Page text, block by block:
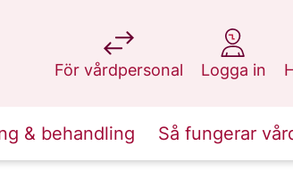
För vårdpersonal
på 1177.se
Logga in
på 1177.se
& behandling Så fungerar